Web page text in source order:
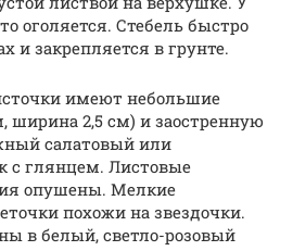
оголяется. Стебель быстро
и закрепляется в грунте.
имеют небольшие
ширина 2,5 см) и заостренную
салатовый или
с глянцем. Листовые
опушены. Мелкие
похожи на звездочки.
в белый, светло-розовый